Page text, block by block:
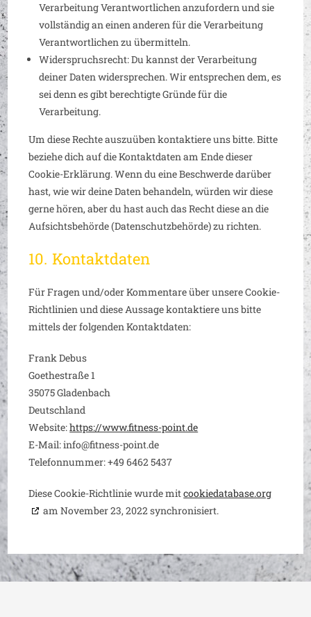
Verarbeitung Verantwortlichen anzufordern und sie
vollständig an einen anderen für die Verarbeitung
Verantwortlichen zu übermitteln.
Widerspruchsrecht: Du kannst der Verarbeitung
deiner Daten widersprechen. Wir entsprechen dem, es
sei denn es gibt berechtigte Gründe für die
Verarbeitung.
Um diese Rechte auszuüben kontaktiere uns bitte. Bitte
beziehe dich auf die Kontaktdaten am Ende dieser
Cookie-Erklärung. Wenn du eine Beschwerde darüber
hast, wie wir deine Daten behandeln, würden wir diese
gerne hören, aber du hast auch das Recht diese an die
Aufsichtsbehörde (Datenschutzbehörde) zu richten.
10. Kontaktdaten
Für Fragen und/oder Kommentare über unsere Cookie-
Richtlinien und diese Aussage kontaktiere uns bitte
mittels der folgenden Kontaktdaten:
Frank Debus
Goethestraße 1
35075 Gladenbach
Deutschland
Website:https://www.fitness-point.de
E-Mail:info@fitness-point.de
Telefonnummer: +49 6462 5437
Diese Cookie-Richtlinie wurde mitcookiedatabase.org
am November 23, 2022 synchronisiert.